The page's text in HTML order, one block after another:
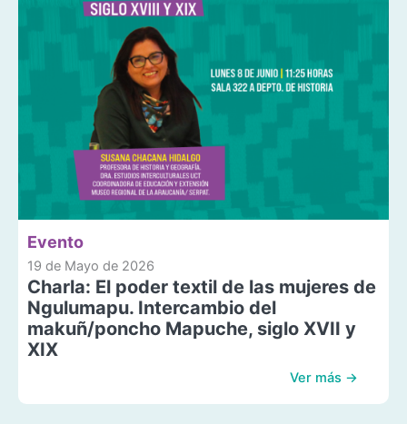
Evento
19 de Mayo de 2026
Charla: El poder textil de las mujeres de
Ngulumapu. Intercambio del
makuñ/poncho Mapuche, siglo XVII y
XIX
Ver más →